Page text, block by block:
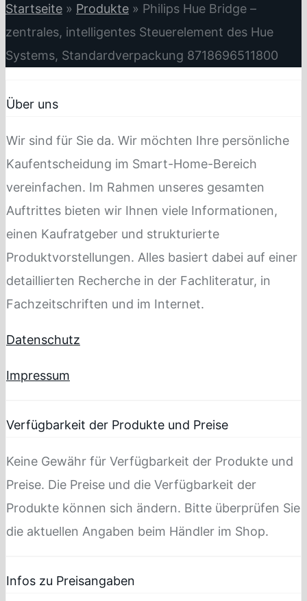
Startseite » Produkte » Philips Hue Bridge –
zentrales, intelligentes Steuerelement des Hue
Systems, Standardverpackung 8718696511800
Über uns
Wir sind für Sie da. Wir möchten Ihre persönliche
Kaufentscheidung im Smart-Home-Bereich
vereinfachen. Im Rahmen unseres gesamten
Auftrittes bieten wir Ihnen viele Informationen,
einen Kaufratgeber und strukturierte
Produktvorstellungen. Alles basiert dabei auf einer
detaillierten Recherche in der Fachliteratur, in
Fachzeitschriften und im Internet.
Datenschutz
Impressum
Verfügbarkeit der Produkte und Preise
Keine Gewähr für Verfügbarkeit der Produkte und
Preise. Die Preise und die Verfügbarkeit der
Produkte können sich ändern. Bitte überprüfen Sie
die aktuellen Angaben beim Händler im Shop.
Infos zu Preisangaben